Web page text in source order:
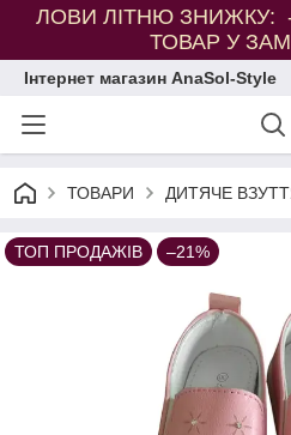
ЛОВИ ЛІТНЮ ЗНИЖКУ: -
ТОВАР У
Інтернет магазин AnaSol-Style
ТОВАРИ ДИТЯЧЕ
ТОП ПРОДАЖІВ –21%